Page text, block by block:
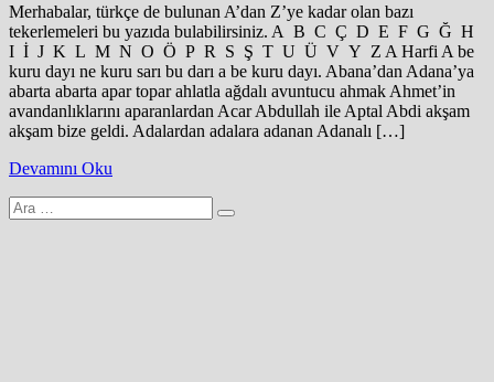
Merhabalar, türkçe de bulunan A’dan Z’ye kadar olan bazı
tekerlemeleri bu yazıda bulabilirsiniz. A B C Ç D E F G Ğ H
I İ J K L M N O Ö P R S Ş T U Ü V Y Z A Harfi A be
kuru dayı ne kuru sarı bu darı a be kuru dayı. Abana’dan Adana’ya
abarta abarta apar topar ahlatla ağdalı avuntucu ahmak Ahmet’in
avandanlıklarını aparanlardan Acar Abdullah ile Aptal Abdi akşam
akşam bize geldi. Adalardan adalara adanan Adanalı […]
Devamını Oku
Arama
yap: